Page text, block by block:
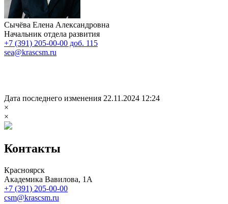
Сычёва Елена Александровна
Начальник отдела развития
+7 (391) 205-00-00 доб. 115
sea@krascsm.ru
Дата последнего изменения 22.11.2024 12:24
×
×
Контакты
Красноярск
Академика Вавилова, 1А
+7 (391) 205-00-00
csm@krascsm.ru